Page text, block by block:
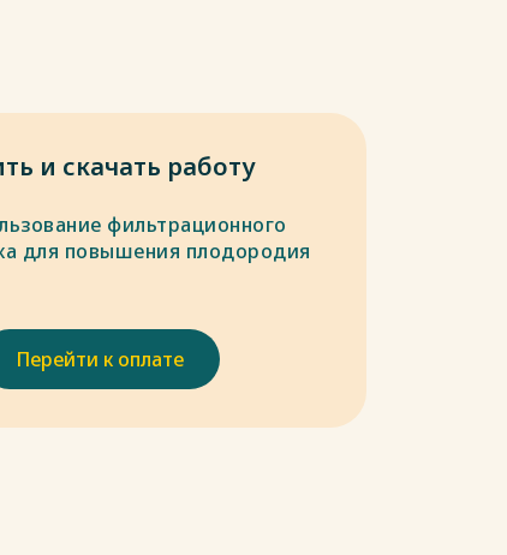
и скачать работу
фильтрационного
для повышения плодородия
Перейти к оплате